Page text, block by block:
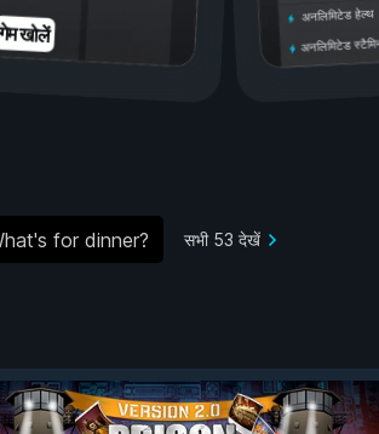
खोलें
अनलिमिटेड हेल्थ
अनलिमिटेड
for dinner? सभी 53 देखें